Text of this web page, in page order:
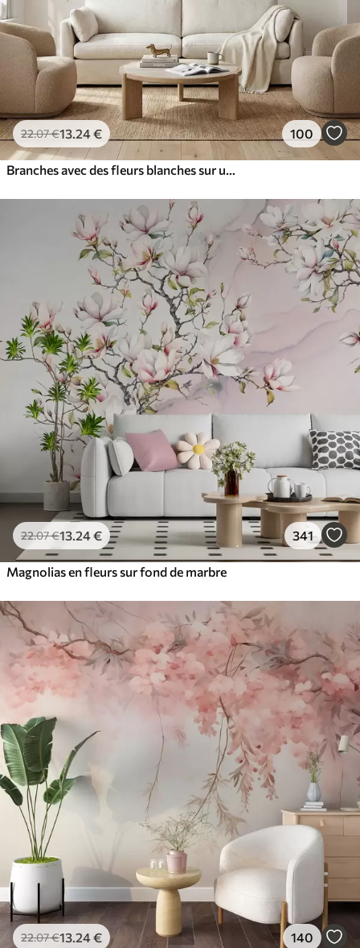
22.07€13 .24€ 100
22.07€13 .24€ 341
Magnolias en fleurs sur fond de marbre
22.07€13 .24€ 140